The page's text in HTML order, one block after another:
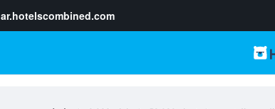
ar.hotelscombined.com